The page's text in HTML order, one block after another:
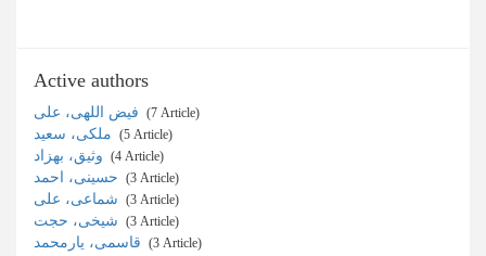
Active authors
‎ (7 Article)
‎ (5 Article)
‎ (4 Article)
‎ (3 Article)
‎ (3 Article)
‎ (3 Article)
‎ (3 Article)